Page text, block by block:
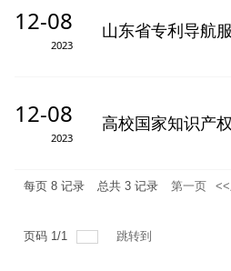
12-08
2023
山东省专利导航
12-08
2023
高校国家知识产
每页 8 记录 总共 3 记录 第一页
页码 1/1 跳转到